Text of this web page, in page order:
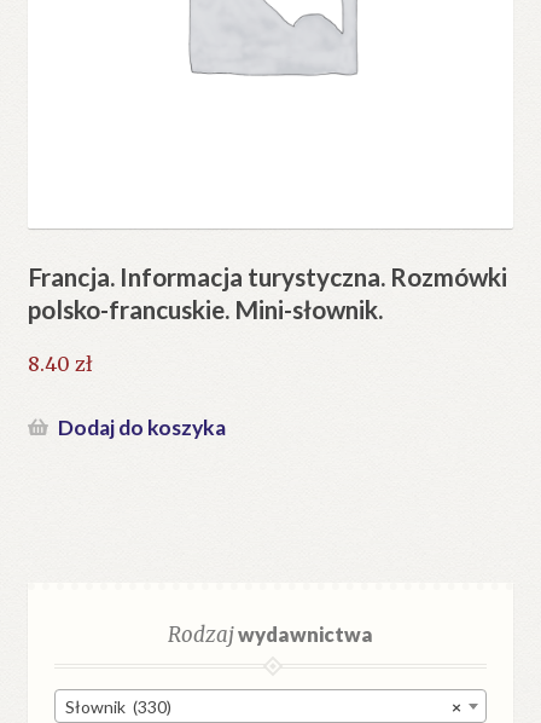
Francja. Informacja turystyczna. Rozmówki
polsko-francuskie. Mini-słownik.
8.40 zł
Dodaj do koszyka
Rodzajwydawnictwa
×
Słownik (330)